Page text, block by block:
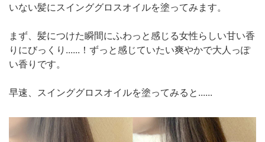
いない髪にスインググロスオイルを塗ってみます。
まず、髪につけた瞬間にふわっと感じる女性らしい甘い香
りにびっくり......！ずっと感じていたい爽やかで大人っぽ
い香りです。
早速、スインググロスオイルを塗ってみると......